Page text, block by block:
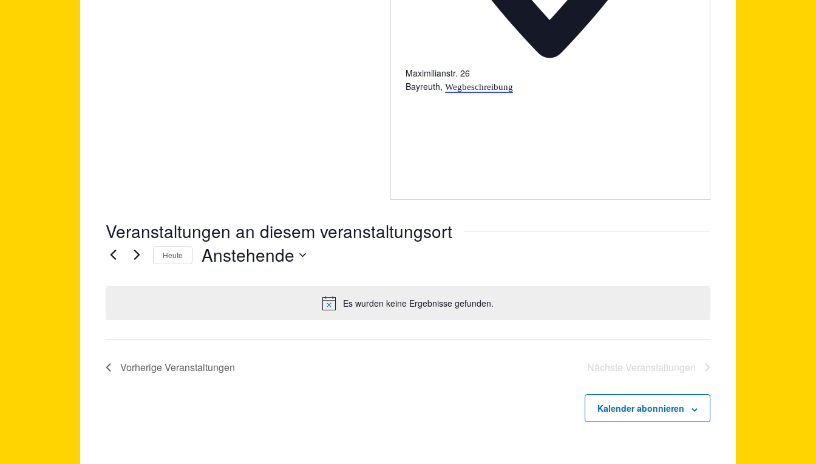
Maximilianstr. 26
Bayreuth, Wegbeschreibung
Veranstaltungen an diesem veranstaltungsort
Hinweis
Es wurden keine Ergebnisse gefunden.
Heute Anstehende
VorherigeVeranstaltungen Nächste Veranstaltungen
Kalender abonnieren